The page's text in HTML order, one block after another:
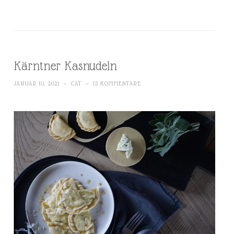
Kärntner Kasnudeln
JANUAR 10, 2021 ~ CAT ~ 15 KOMMENTARE